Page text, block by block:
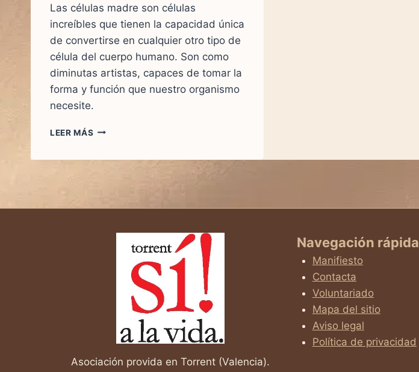
Las células madre son células
increíbles que tienen la capacidad única
de convertirse en cualquier otro tipo de
célula del cuerpo humano. Son como
diminutas artistas, capaces de tomar la
forma y función que nuestro organismo
necesite.
LEER MÁS CÉLULAS
Asociación provida en Torrent (Valencia).
Navegación rápida
Manifiesto
Contacta
Voluntariado
Mapa del sitio
Aviso legal
Política de privacidad